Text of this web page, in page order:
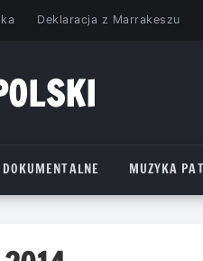
Deklaracja z Marrakeszu
MUZYKA